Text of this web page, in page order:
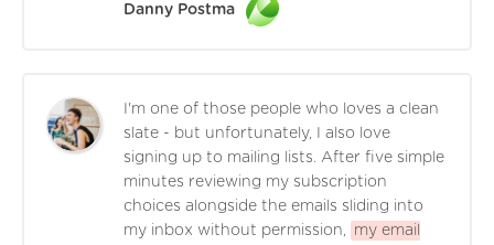
Danny Postma
I'm one of those people who loves a clean
slate - but unfortunately, I also love
signing up to mailing lists. After five simple
minutes reviewing my subscription
choices alongside the emails sliding into
my inbox without permission,
my email